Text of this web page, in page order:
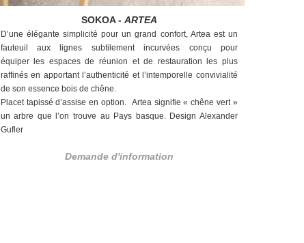
SOKOA - ARTEA
D’une élégante simplicité pour un grand confort, Artea est un
fauteuil aux lignes subtilement incurvées conçu pour
équiperles espaces de réunion et de restaurationles plus
raffinés en apportant l’authenticité et l’intemporelle convivialité
de son essence bois de chêne.
Placet tapissé d’assise en option. Artea signifie « chêne vert »
un arbre quel’on trouve au Pays basque. Design Alexander
Gufler
Demande d'information